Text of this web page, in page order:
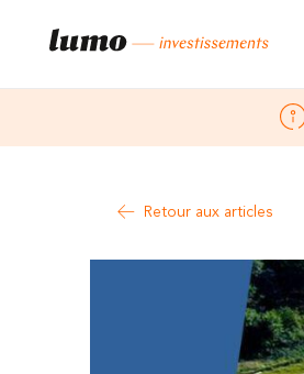
Retour aux articles